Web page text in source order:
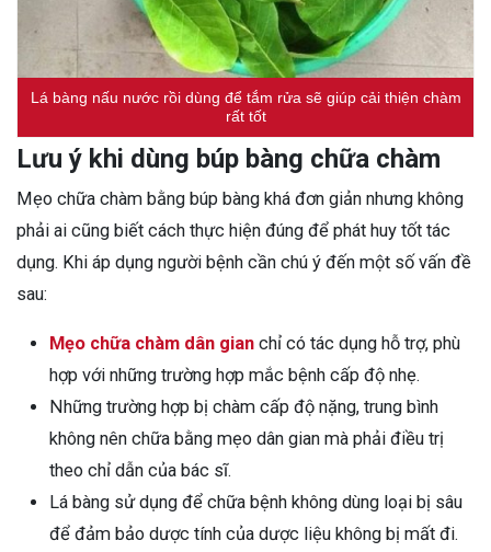
Lá bàng nấu nước rồi dùng để tắm rửa sẽ giúp cải thiện chàm
rất tốt
Lưu ý khi dùng búp bàng chữa chàm
Mẹo chữa chàm bằng búp bàng khá đơn giản nhưng không
phải ai cũng biết cách thực hiện đúng để phát huy tốt tác
dụng. Khi áp dụng người bệnh cần chú ý đến một số vấn đề
sau:
Mẹo chữa chàm dân gian chỉ có tác dụng hỗ trợ, phù
hợp với những trường hợp mắc bệnh cấp độ nhẹ.
Những trường hợp bị chàm cấp độ nặng, trung bình
không nên chữa bằng mẹo dân gian mà phải điều trị
theo chỉ dẫn của bác sĩ.
Lá bàng sử dụng để chữa bệnh không dùng loại bị sâu
để đảm bảo dược tính của dược liệu không bị mất đi.